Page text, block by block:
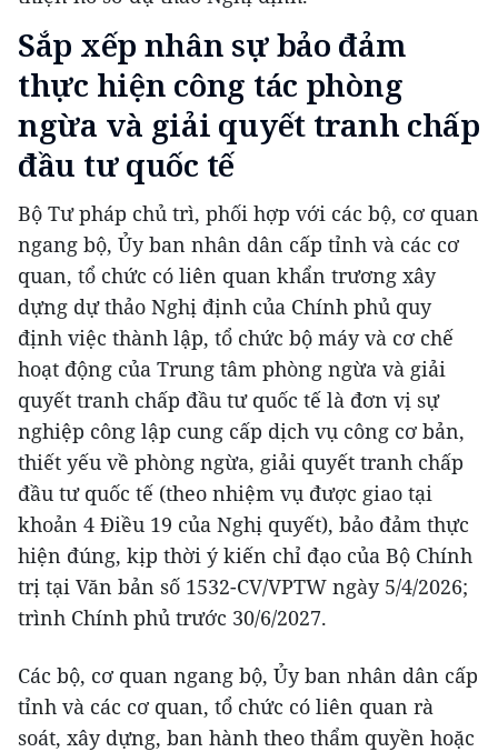
Sắp xếp nhân sự bảo đảm
thực hiện công tác phòng
ngừa và giải quyết tranh chấp
đầu tư quốc tế
Bộ Tư pháp chủ trì, phối hợp với các bộ, cơ quan
ngang bộ, Ủy ban nhân dân cấp tỉnh và các cơ
quan, tổ chức có liên quan khẩn trương xây
dựng dự thảo Nghị định của Chính phủ quy
định việc thành lập, tổ chức bộ máy và cơ chế
hoạt động của Trung tâm phòng ngừa và giải
quyết tranh chấp đầu tư quốc tế là đơn vị sự
nghiệp công lập cung cấp dịch vụ công cơ bản,
thiết yếu về phòng ngừa, giải quyết tranh chấp
đầu tư quốc tế (theo nhiệm vụ được giao tại
khoản 4 Điều 19 của Nghị quyết), bảo đảm thực
hiện đúng, kịp thời ý kiến chỉ đạo của Bộ Chính
trị tại Văn bản số 1532-CV/VPTW ngày 5/4/2026;
trình Chính phủ trước 30/6/2027.
Các bộ, cơ quan ngang bộ, Ủy ban nhân dân cấp
tỉnh và các cơ quan, tổ chức có liên quan rà
soát, xây dựng, ban hành theo thẩm quyền hoặc